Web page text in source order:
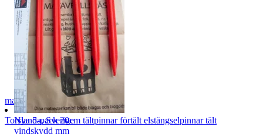
markku a
Torslanda,Sverige
Nya 5-pack 20cm tältpinnar förtält elstängselpinnar tält
vindskydd mm